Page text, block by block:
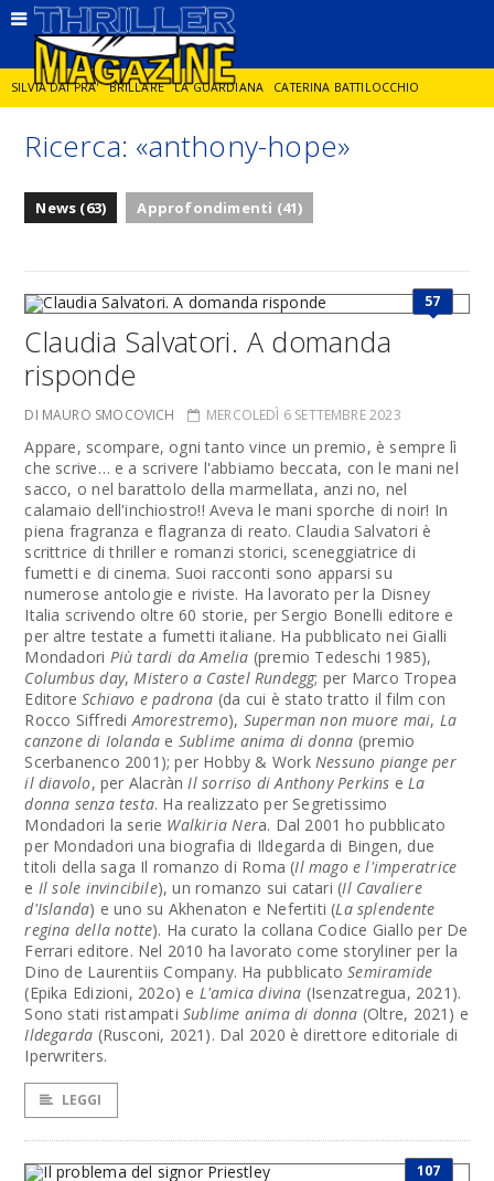
SILVIA DAI PRA' BRILLARE LA GUARDIANA CATERINA BATTILOCCHIO
JORGE DIAZ LA SPIA DELITTO IN CORNICE GIANCARLO DE CATALDO
Ricerca: «anthony-hope»
News (63) Approfondimenti (41)
57
Claudia Salvatori. A domanda
risponde
DI MAURO SMOCOVICH MERCOLEDÌ 6 SETTEMBRE 2023
Appare, scompare, ogni tanto vince un premio, è sempre lì
che scrive… e a scrivere l'abbiamo beccata, con le mani nel
sacco, o nel barattolo della marmellata, anzi no, nel
calamaio dell'inchiostro!! Aveva le mani sporche di noir! In
piena fragranza e flagranza di reato. Claudia Salvatori è
scrittrice di thriller e romanzi storici, sceneggiatrice di
fumetti e di cinema. Suoi racconti sono apparsi su
numerose antologie e riviste. Ha lavorato per la Disney
Italia scrivendo oltre 60 storie, per Sergio Bonelli editore e
per altre testate a fumetti italiane. Ha pubblicato nei Gialli
Mondadori Più tardi da Amelia (premio Tedeschi 1985),
Columbus day,Mistero a Castel Rundegg; per Marco Tropea
EditoreSchiavo e padrona (da cui è stato tratto il film con
Rocco SiffrediAmorestremo), Superman non muore mai, La
canzone di Iolanda e Sublime anima di donna (premio
Scerbanenco 2001); per Hobby & Work Nessuno piange per
il diavolo, per AlacrànIl sorriso di Anthony Perkins eLa
donna senza testa. Ha realizzato per Segretissimo
Mondadori la serie Walkiria Nera. Dal 2001 ho pubblicato
per Mondadori una biografia di Ildegarda di Bingen, due
titoli della saga Il romanzo di Roma (Il mago e l'imperatrice
e Il sole invincibile), un romanzo sui catari (Il Cavaliere
d'Islanda) e uno su Akhenaton e Nefertiti (La splendente
regina della notte). Ha curato la collana Codice Giallo per De
Ferrari editore. Nel 2010 ha lavorato come storyliner per la
Dino de Laurentiis Company. Ha pubblicatoSemiramide
(Epika Edizioni, 202o) e L'amica divina (Isenzatregua, 2021).
Sono stati ristampatiSublime anima di donna (Oltre, 2021) e
Ildegarda (Rusconi, 2021). Dal 2020 è direttore editoriale di
Iperwriters.
LEGGI
107